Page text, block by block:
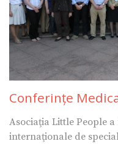
Conferinţe
Asociaţia Little People
internaţionale de